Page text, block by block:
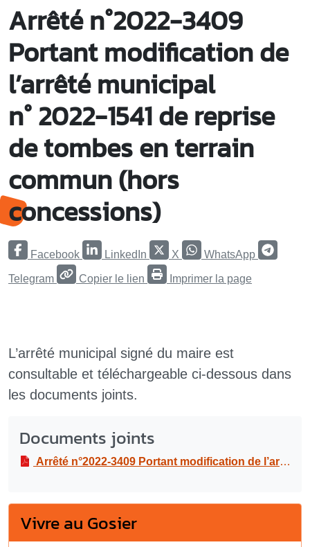
Arrêté n°2022-3409
Portant modification de
l’arrêté municipal
n° 2022-1541 de reprise
de tombes en terrain
commun (hors
concessions)
Facebook LinkedIn X WhatsApp
Telegram Copier le lien Imprimer la page
L’arrêté municipal signé du maire est
consultable et téléchargeable ci-dessous dans
les documents joints.
Documents joints
Arrêté n°2022-3409 Portant modification de l’arrêté municipal n° 2022-1541 de reprise de tombes en terrain commun (hors concessions)
Vivre au Gosier